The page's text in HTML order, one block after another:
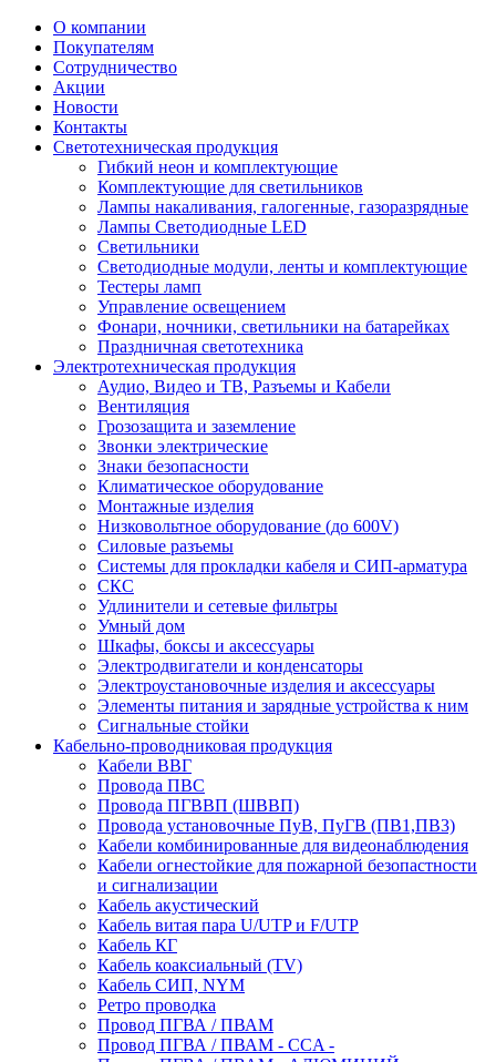
О компании
Покупателям
Сотрудничество
Акции
Новости
Контакты
Светотехническая продукция
Гибкий неон и комплектующие
Комплектующие для светильников
Лампы накаливания, галогенные, газоразрядные
Лампы Светодиодные LED
Светильники
Светодиодные модули, ленты и комплектующие
Тестеры ламп
Управление освещением
Фонари, ночники, светильники на батарейках
Праздничная светотехника
Электротехническая продукция
Аудио, Видео и ТВ, Разъемы и Кабели
Вентиляция
Грозозащита и заземление
Звонки электрические
Знаки безопасности
Климатическое оборудование
Монтажные изделия
Низковольтное оборудование (до 600V)
Силовые разъемы
Системы для прокладки кабеля и СИП-арматура
СКС
Удлинители и сетевые фильтры
Умный дом
Шкафы, боксы и аксессуары
Электродвигатели и конденсаторы
Электроустановочные изделия и аксессуары
Элементы питания и зарядные устройства к ним
Сигнальные стойки
Кабельно-проводниковая продукция
Кабели ВВГ
Провода ПВС
Провода ПГВВП (ШВВП)
Провода установочные ПуВ, ПуГВ (ПВ1,ПВ3)
Кабели комбинированные для видеонаблюдения
Кабели огнестойкие для пожарной безопастности
и сигнализации
Кабель акустический
Кабель витая пара U/UTP и F/UTP
Кабель КГ
Кабель коаксиальный (TV)
Кабель СИП, NYM
Ретро проводка
Провод ПГВА / ПВАМ
Провод ПГВА / ПВАМ - CCA -